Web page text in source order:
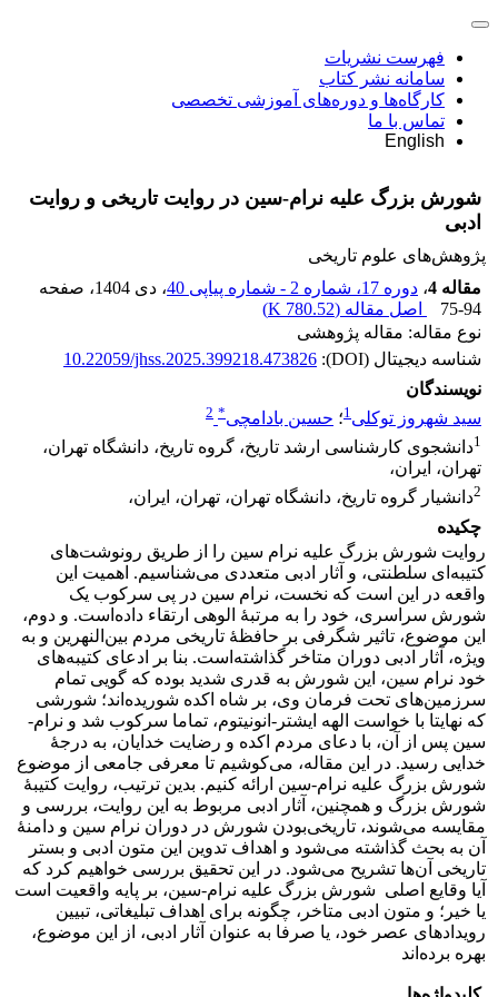
فهرست نشریات
سامانه نشر کتاب
کارگاه‌ها و دوره‌های آموزشی تخصصی
تماس با ما
English
شورش بزرگ علیه نرام-سین در روایت تاریخی و روایت
ادبی
پژوهش‌های علوم تاریخی
مقاله 4
، دوره 17، شماره 2 - شماره پیاپی 40 ، دی 1404
، صفحه
75-94
اصل مقاله (780.52 K
)
نوع مقاله: مقاله پژوهشی
شناسه دیجیتال (DOI):
10.22059/jhss.2025.399218.473826
نویسندگان
سید شهروز توکلی1؛ حسین بادامچی*
2
1دانشجوی کارشناسی ارشد تاریخ، گروه تاریخ، دانشگاه تهران،
تهران، ایران،
2دانشیار گروه تاریخ، دانشگاه تهران، تهران، ایران،
چکیده
روایت شورش بزرگ علیه نرام سین را از طریق رونوشت‌های
کتیبه‌ای سلطنتی، و آثار ادبی متعددی می‌شناسیم. اهمیت این
واقعه در این است که نخست، نرام سین در پی سرکوب یک
شورش سراسری، خود را به مرتبۀ الوهی ارتقاء داده‌است. و دوم،
این موضوع، تاثیر شگرفی بر حافظۀ تاریخی مردم بین‌النهرین و به
ویژه، آثار ادبی دوران متاخر گذاشته‌است. بنا بر ادعای کتیبه‌های
خود نرام سین، این شورش به قدری شدید بوده که گویی تمام
سرزمین‌های تحت فرمان وی، بر شاه اکده شوریده‌اند؛ شورشی
که نهایتا با خواست الهه ایشتر-انونیتوم، تماما سرکوب شد و نرام-
سین پس از آن، با دعای مردم اکده و رضایت خدایان، به درجۀ
خدایی رسید. در این مقاله، می‌کوشیم تا معرفی جامعی از موضوع
شورش بزرگ علیه نرام-سین ارائه کنیم. بدین ترتیب، روایت کتیبۀ
شورش بزرگ و همچنین، آثار ادبی مربوط به این روایت، بررسی و
مقایسه می‌شوند، تاریخی‌بودن شورش در دوران نرام سین و دامنۀ
آن به بحث گذاشته می‌شود و اهداف تدوین این متون ادبی و بستر
تاریخی آن‌ها تشریح می‌شود. در این تحقیق بررسی خواهیم کرد که
آیا وقایع اصلی شورش بزرگ علیه نرام-سین، بر پایه واقعیت است
یا خیر؛ و متون ادبی متاخر، چگونه برای اهداف تبلیغاتی، تبیین
رویدادهای عصر خود، یا صرفا به عنوان آثار ادبی، از این موضوع،
بهره‌ برده‌اند